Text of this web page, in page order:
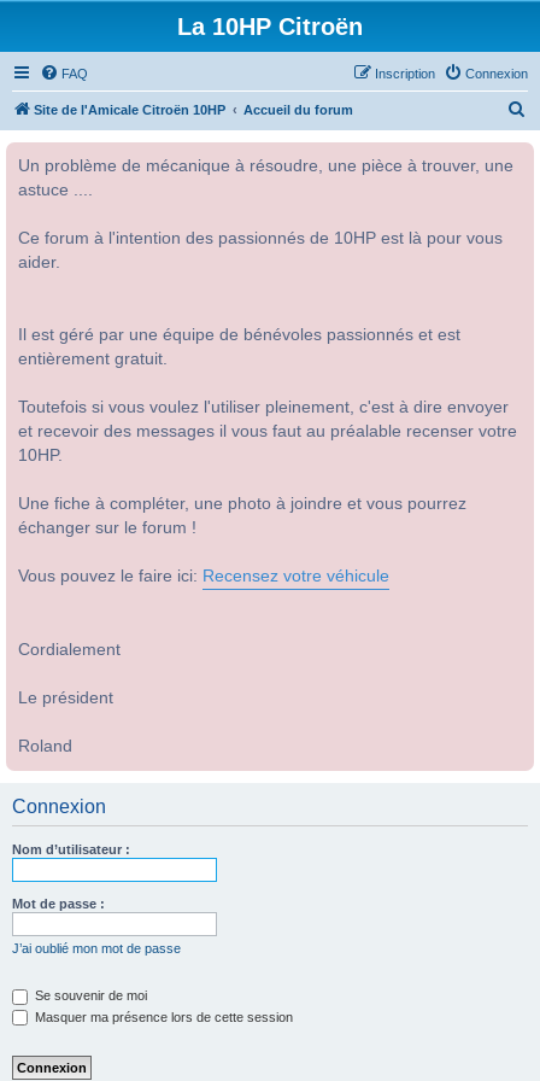
La 10HP Citroën
FAQ Connexion
Inscription
Site de l'Amicale Citroën 10HP Accueil du forum
Un problème de mécanique à résoudre, une pièce à trouver, une
astuce ....
Ce forum à l'intention des passionnés de 10HP est là pour vous
aider.
Il est géré par une équipe de bénévoles passionnés et est
entièrement gratuit.
Toutefois si vous voulez l'utiliser pleinement, c'est à dire envoyer
et recevoir des messages il vous faut au préalable recenser votre
10HP.
Une fiche à compléter, une photo à joindre et vous pourrez
échanger sur le forum !
Vous pouvez le faire ici: Recensez votre véhicule
Cordialement
Le président
Roland
Connexion
Nom d’utilisateur :
Mot de passe :
J’ai oublié mon mot de passe
Se souvenir de moi
Masquer ma présence lors de cette session